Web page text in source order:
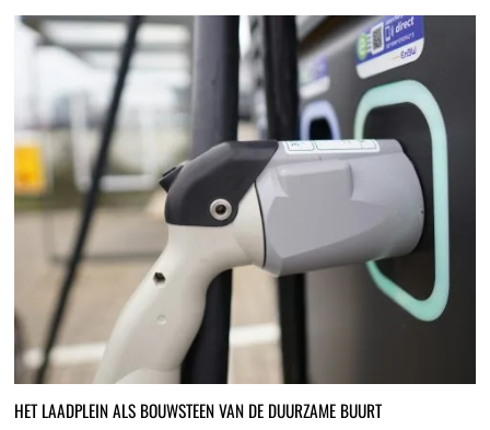
HET LAADPLEIN ALS BOUWSTEEN VAN DE DUURZAME BUURT